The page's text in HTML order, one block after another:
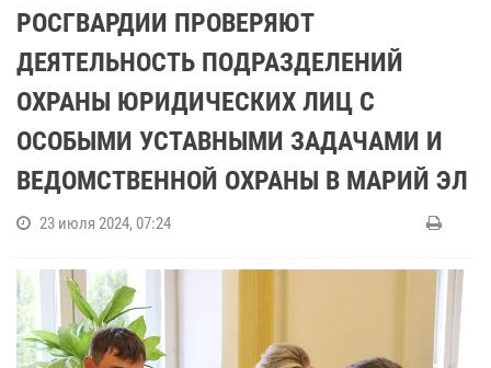
РОСГВАРДИИ ПРОВЕРЯЮТ
ДЕЯТЕЛЬНОСТЬ ПОДРАЗДЕЛЕНИЙ
ОХРАНЫ ЮРИДИЧЕСКИХ ЛИЦ С
ОСОБЫМИ УСТАВНЫМИ ЗАДАЧАМИ И
ВЕДОМСТВЕННОЙ ОХРАНЫ В МАРИЙ ЭЛ
23 июля 2024, 07:24